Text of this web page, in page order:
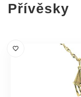
Přívěsky